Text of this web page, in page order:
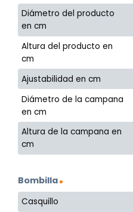
Diámetro del producto
en cm
Altura del producto en
cm
Ajustabilidad en cm
Diámetro de la campana
en cm
Altura de la campana en
cm
Bombilla
Casquillo